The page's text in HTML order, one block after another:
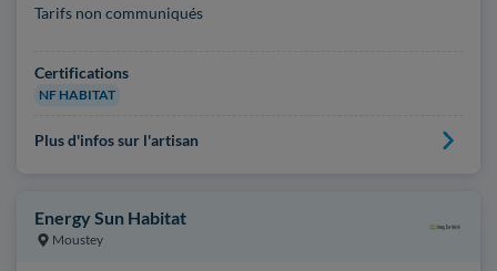
Tarifs non communiqués
Certifications
NF HABITAT
Plus d'infos sur l'artisan
Energy Sun Habitat
Moustey